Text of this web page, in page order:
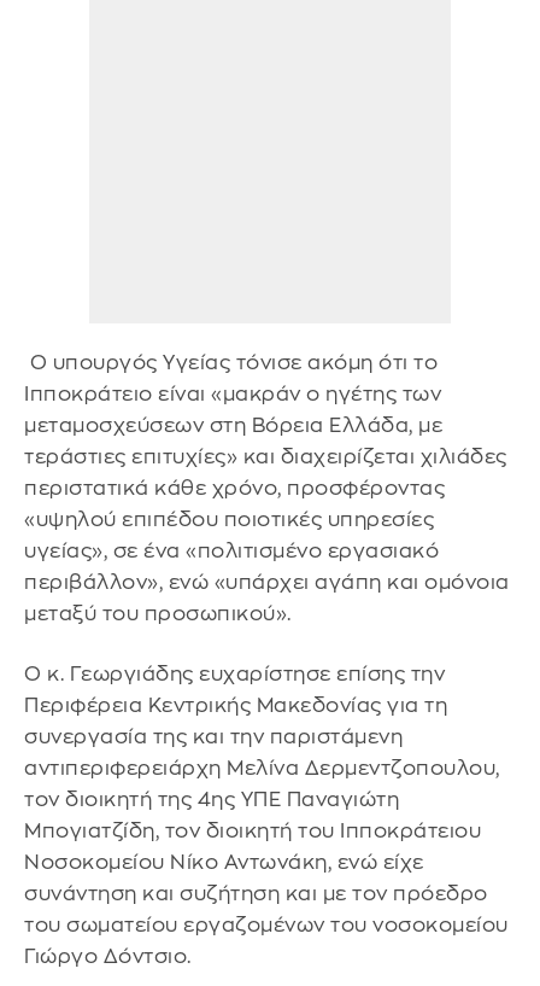
Ο υπουργός Υγείας τόνισε ακόμη ότι το
Ιπποκράτειο είναι «μακράν ο ηγέτης των
μεταμοσχεύσεων στη Βόρεια Ελλάδα, με
τεράστιες επιτυχίες» και διαχειρίζεται χιλιάδες
περιστατικά κάθε χρόνο, προσφέροντας
«υψηλού επιπέδου ποιοτικές υπηρεσίες
υγείας», σε ένα «πολιτισμένο εργασιακό
περιβάλλον», ενώ «υπάρχει αγάπη και ομόνοια
μεταξύ του προσωπικού».
Ο κ. Γεωργιάδης ευχαρίστησε επίσης την
Περιφέρεια Κεντρικής Μακεδονίας για τη
συνεργασία της και την παριστάμενη
αντιπεριφερειάρχη Μελίνα Δερμεντζοπουλου,
τον διοικητή της 4ης ΥΠΕ Παναγιώτη
Μπογιατζίδη, τον διοικητή του Ιπποκράτειου
Νοσοκομείου Νίκο Αντωνάκη, ενώ είχε
συνάντηση και συζήτηση και με τον πρόεδρο
του σωματείου εργαζομένων του νοσοκομείου
Γιώργο Δόντσιο.